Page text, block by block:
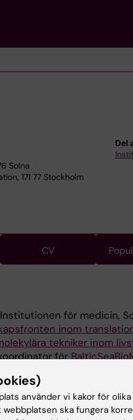
Solna
171 77 Stockholm
Del
CV
för medicin,
inom
tekniker inom
för
Critical Thinking,
ENVISION_2027
använder vi kakor för
webbplatsen ska fungera